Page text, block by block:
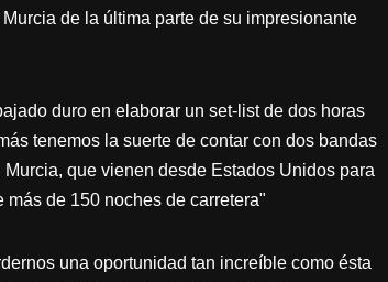
de la última parte de su impresionante
duro en elaborar un set-list de dos horas
tenemos la suerte de contar con dos bandas
que vienen desde Estados Unidos para
de 150 noches de carretera"
una oportunidad tan increíble como ésta